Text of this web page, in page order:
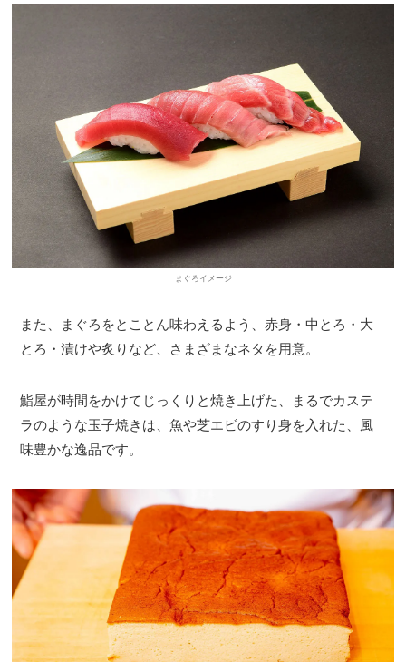
まぐろイメージ
また、まぐろをとことん味わえるよう、赤身・中とろ・大
とろ・漬けや炙りなど、さまざまなネタを用意。
鮨屋が時間をかけてじっくりと焼き上げた、まるでカステ
ラのような玉子焼きは、魚や芝エビのすり身を入れた、風
味豊かな逸品です。